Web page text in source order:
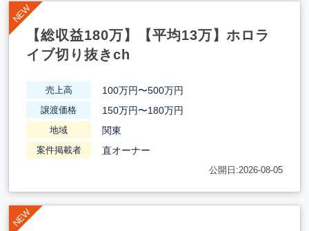
【総収益180万】【平均13万】ホロラ
イブ切り抜きch
売上高 100万円〜500万円
譲渡価格 150万円〜180万円
地域 関東
案件掲載者 直オーナー
公開日:2026-08-05